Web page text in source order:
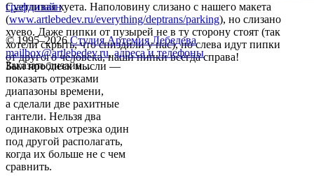
Суетливая хуета. Наполовину слизано с нашего макета
(www.artlebedev.ru/everything/deptrans/parking), но слизано
хуево. Даже пипки от пузырей не в ту сторону стоят (так
хотели скрыть, что спиздили у нас), но слева идут пипки
от другого человека, наши пипки всегда справа!
Был проблеск мысли —
показать отрезками
диапазоны времени,
а сделали две рахитные
гантели. Нельзя два
одинаковых отрезка один
под другой располагать,
когда их больше не с чем
сравнить.
графдизайн
© 1995–2026 Студия Артемия Лебедева
mailbox@artlebedev.ru, адреса и телефоны
Заказать дизайн...